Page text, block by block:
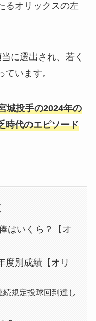
るオリックスの左
に選出され、若く
います。
城投手の2024年の
時代のエピソード
はいくら？【オ
度別成績【オリ
規定投球回到達し